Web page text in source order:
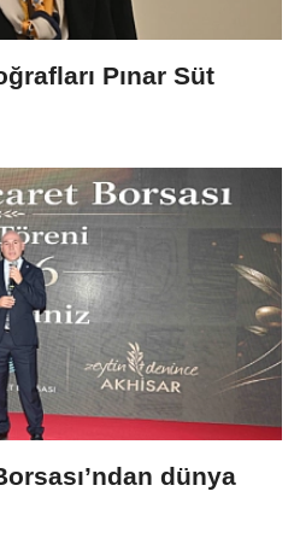
Pınar Süt
dünya